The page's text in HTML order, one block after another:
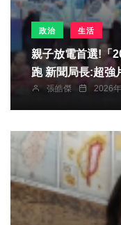
政治 生活
親子放電首選!「
跑 新聞局長:超強
張皓傑 2026